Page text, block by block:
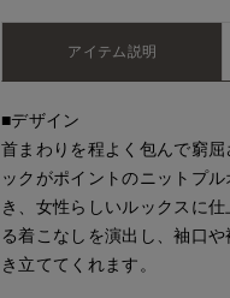
アイテム説明
■デザイン
首まわりを程よく包んで窮
ックがポイントのニットプ
き、女性らしいルックスに
る着こなしを演出し、袖口
き立ててくれます。